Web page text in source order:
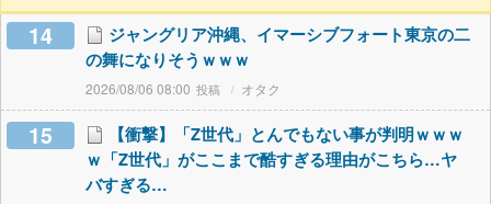
14
ジャングリア沖縄、イマーシブフォート東京の二
の舞になりそうｗｗｗ
2026/08/06 08:00 オタク
15
【衝撃】「Z世代」とんでもない事が判明ｗｗｗ
ｗ「Z世代」がここまで酷すぎる理由がこちら…ヤ
バすぎる…